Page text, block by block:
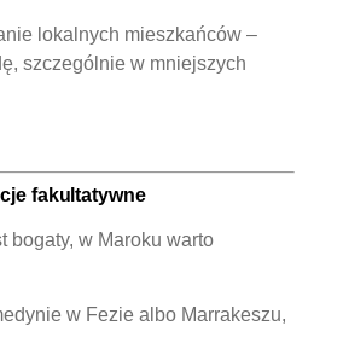
lokalnych mieszkańców –
szczególnie w mniejszych
fakultatywne
bogaty, w Maroku warto
w Fezie albo Marrakeszu,